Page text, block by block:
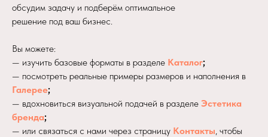
обсудим задачу и подберём оптимальное
решение под ваш бизнес.
Вы можете:
— изучить базовые форматы в разделе Каталог;
— посмотреть реальные примеры размеров и наполнения в
Галерее;
— вдохновиться визуальной подачей в разделе Эстетика
бренда;
— или связаться с нами через страницу Контакты, чтобы